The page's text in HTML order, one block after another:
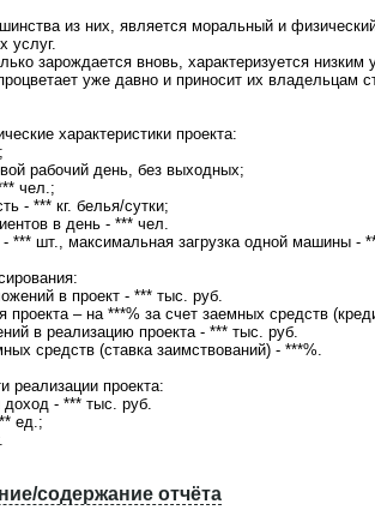
из них, является моральный и
услуг.
зарождается вновь, характеризуется
уже давно и приносит их
характеристики проекта:
рабочий день, без выходных;
чел.;
- *** кг. белья/сутки;
в день - *** чел.
*** шт., максимальная загрузка одной машины -
в проект - *** тыс. руб.
проекта – на ***% за счет заемных средств
в реализацию проекта - *** тыс. руб.
средств (ставка заимствований) - ***%.
реализации проекта:
доход - *** тыс. руб.
ед.;
содержание отчёта